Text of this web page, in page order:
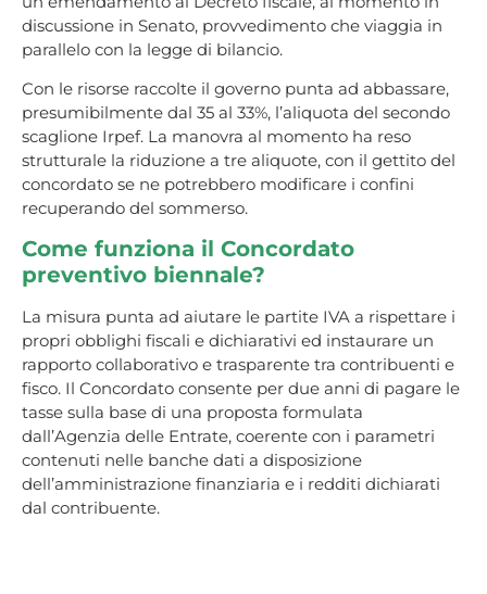
discussione in Senato, provvedimento che viaggia in
parallelo con la legge di bilancio.
Con le risorse raccolte il governo punta ad abbassare,
presumibilmente dal 35 al 33%, l’aliquota del secondo
scaglione Irpef. La manovra al momento ha reso
strutturale la riduzione a tre aliquote, con il gettito del
concordato se ne potrebbero modificare i confini
recuperando del sommerso.
Come funziona il Concordato
preventivo biennale?
La misura punta ad aiutare le partite IVA a rispettare i
propri obblighi fiscali e dichiarativi ed instaurare un
rapporto collaborativo e trasparente tra contribuenti e
fisco. Il Concordato consente per due anni di pagare le
tasse sulla base di una proposta formulata
dall’Agenzia delle Entrate, coerente con i parametri
contenuti nelle banche dati a disposizione
dell’amministrazione finanziaria e i redditi dichiarati
dal contribuente.